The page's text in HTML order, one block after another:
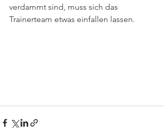
verdammt sind, muss sich das
Trainerteam etwas einfallen lassen.